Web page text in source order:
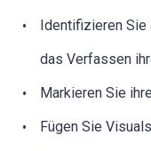
Identifizieren Sie
das Verfassen
Markieren Sie
Fügen Sie